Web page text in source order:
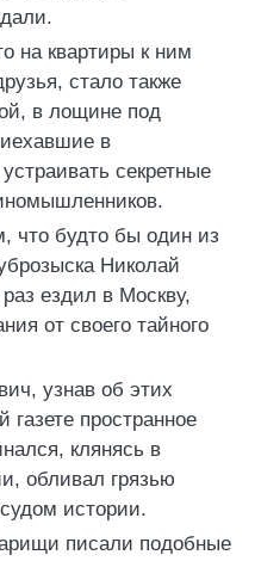
на квартиры к ним
стало также
в лощине под
в
секретные
что будто бы один из
Николай
ездил в Москву,
от своего тайного
узнав об этих
пространное
клянясь в
обливал грязью
истории.
писали подобные